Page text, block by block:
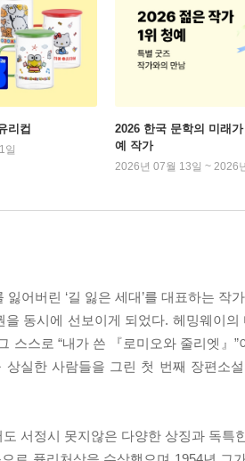
리컵
일
2026 한국 문학의 미래
예 작가
2026년 07월 13일 ~ 2026
어버린 ‘길 잃은 세대’를 대표하는 작
동시에 선보이게 되었다. 헤밍웨이
스로 “내가 쓴 『로미오와 줄리엣』
실한 사람들을 그린 첫 번째 장편소
서정시 못지않은 다양한 상징과 독특